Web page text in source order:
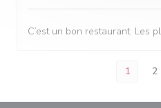
C’est un bon restaurant. Les
1 2